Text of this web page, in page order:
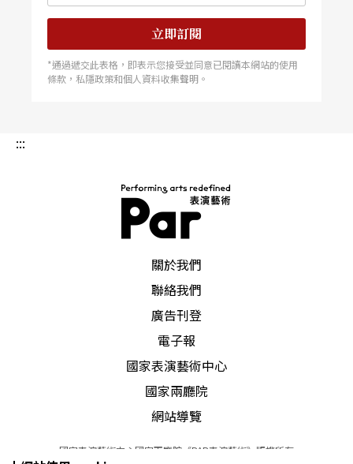
立即訂閱
*通過遞交此表格，即表示您接受並同意已閱讀本網站的使用
條款，私隱政策和個人資料收集聲明。
:::
關於我們
聯絡我們
廣告刊登
電子報
國家表演藝術中心
國家兩廳院
網站導覽
國家表演藝術中心國家兩廳院《PAR表演藝術》版權所有